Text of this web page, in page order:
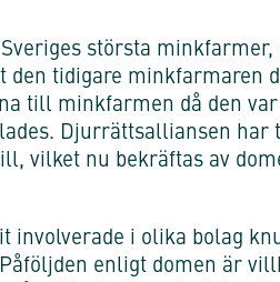
största
den tidigare minkfarmaren
till minkfarmen då den
Djurrättsalliansen har
vilket nu bekräftas av
involverade i olika bolag
enligt domen är